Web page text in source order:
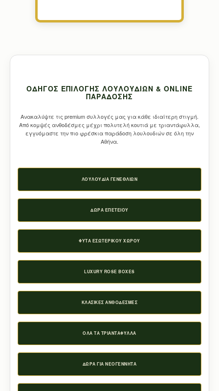
ΟΔΗΓΌΣ ΕΠΙΛΟΓΉΣ ΛΟΥΛΟΥΔΙΏΝ & ONLINE
ΠΑΡΆΔΟΣΗΣ
Ανακαλύψτε τις premium συλλογές μας για κάθε ιδιαίτερη στιγμή.
Από κομψές ανθοδέσμες μέχρι πολυτελή κουτιά με τριαντάφυλλα,
εγγυόμαστε την πιο φρέσκια παράδοση λουλουδιών σε όλη την
Αθήνα.
ΛΟΥΛΟΎΔΙΑ ΓΕΝΕΘΛΊΩΝ
ΔΏΡΑ ΕΠΕΤΕΊΟΥ
ΦΥΤΆ ΕΣΩΤΕΡΙΚΟΎ ΧΏΡΟΥ
LUXURY ROSE BOXES
ΚΛΑΣΙΚΈΣ ΑΝΘΟΔΈΣΜΕΣ
ΌΛΑ ΤΑ ΤΡΙΑΝΤΆΦΥΛΛΑ
ΔΏΡΑ ΓΙΑ ΝΕΟΓΈΝΝΗΤΑ